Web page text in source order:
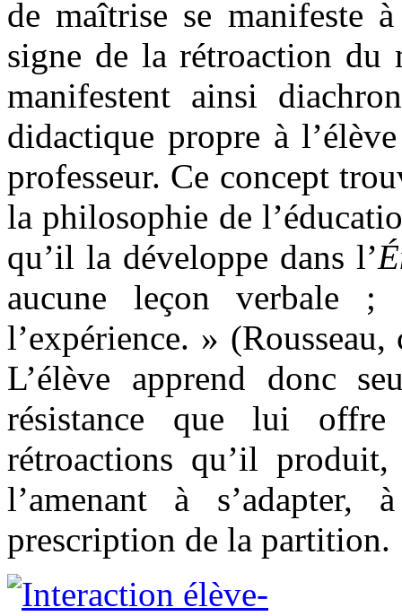
de maîtrise se manifeste
signe de la rétroaction
manifestent ainsi
didactique propre à
professeur. Ce concept
la philosophie de
qu’il la développe dans l’
aucune leçon verbale
l’expérience. »
L’élève apprend donc
résistance que lui
rétroactions qu’il produit,
l’amenant à
prescription de la partition.